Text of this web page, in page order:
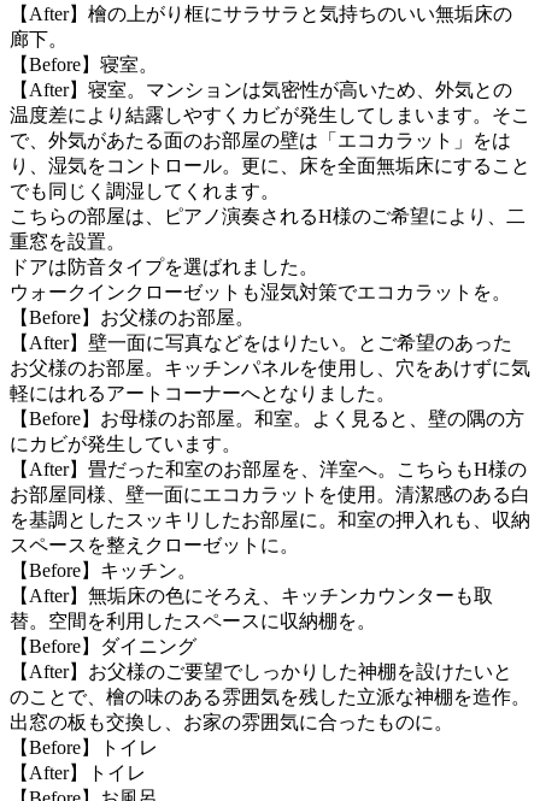
【After】檜の上がり框にサラサラと気持ちのいい無垢床の
廊下。
【Before】寝室。
【After】寝室。マンションは気密性が高いため、外気との
温度差により結露しやすくカビが発生してしまいます。そこ
で、外気があたる面のお部屋の壁は「エコカラット」をは
り、湿気をコントロール。更に、床を全面無垢床にすること
でも同じく調湿してくれます。
こちらの部屋は、ピアノ演奏されるH様のご希望により、二
重窓を設置。
ドアは防音タイプを選ばれました。
ウォークインクローゼットも湿気対策でエコカラットを。
【Before】お父様のお部屋。
【After】壁一面に写真などをはりたい。とご希望のあった
お父様のお部屋。キッチンパネルを使用し、穴をあけずに気
軽にはれるアートコーナーへとなりました。
【Before】お母様のお部屋。和室。よく見ると、壁の隅の方
にカビが発生しています。
【After】畳だった和室のお部屋を、洋室へ。こちらもH様の
お部屋同様、壁一面にエコカラットを使用。清潔感のある白
を基調としたスッキリしたお部屋に。和室の押入れも、収納
スペースを整えクローゼットに。
【Before】キッチン。
【After】無垢床の色にそろえ、キッチンカウンターも取
替。空間を利用したスペースに収納棚を。
【Before】ダイニング
【After】お父様のご要望でしっかりした神棚を設けたいと
のことで、檜の味のある雰囲気を残した立派な神棚を造作。
出窓の板も交換し、お家の雰囲気に合ったものに。
【Before】トイレ
【After】トイレ